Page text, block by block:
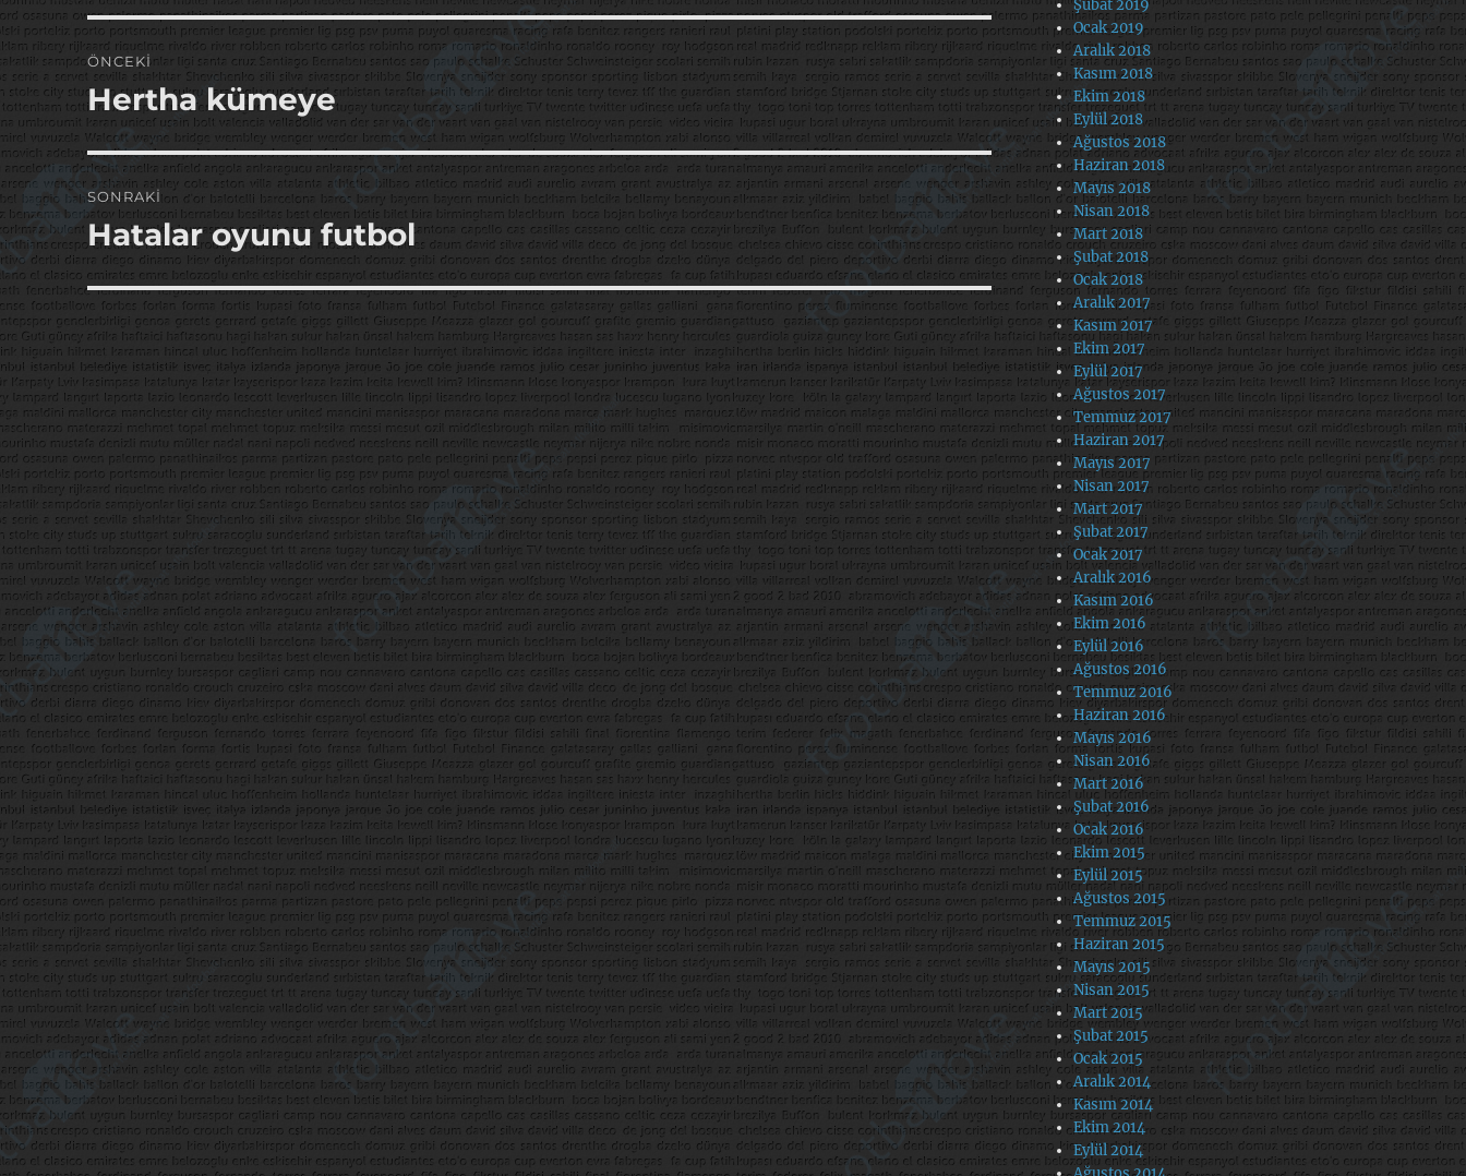
Yazı
gezinmesi
ÖNCEKI
Önceki
yazı:
Hertha kümeye
SONRAKI
Sonraki
yazı:
Hatalar oyunu futbol
Şubat 2019
Ocak 2019
Aralık 2018
Kasım 2018
Ekim 2018
Eylül 2018
Ağustos 2018
Haziran 2018
Mayıs 2018
Nisan 2018
Mart 2018
Şubat 2018
Ocak 2018
Aralık 2017
Kasım 2017
Ekim 2017
Eylül 2017
Ağustos 2017
Temmuz 2017
Haziran 2017
Mayıs 2017
Nisan 2017
Mart 2017
Şubat 2017
Ocak 2017
Aralık 2016
Kasım 2016
Ekim 2016
Eylül 2016
Ağustos 2016
Temmuz 2016
Haziran 2016
Mayıs 2016
Nisan 2016
Mart 2016
Şubat 2016
Ocak 2016
Ekim 2015
Eylül 2015
Ağustos 2015
Temmuz 2015
Haziran 2015
Mayıs 2015
Nisan 2015
Mart 2015
Şubat 2015
Ocak 2015
Aralık 2014
Kasım 2014
Ekim 2014
Eylül 2014